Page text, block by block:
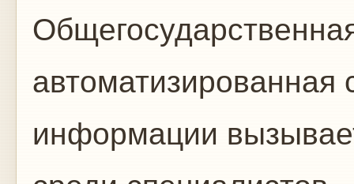
автоматизированная
информации